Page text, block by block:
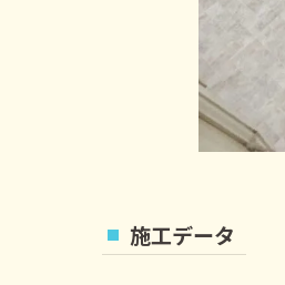
施工データ